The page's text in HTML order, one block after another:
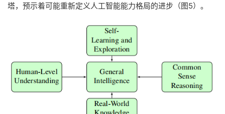
塔，预示着可能重新定义人工智能能力格局的进步（图5）。